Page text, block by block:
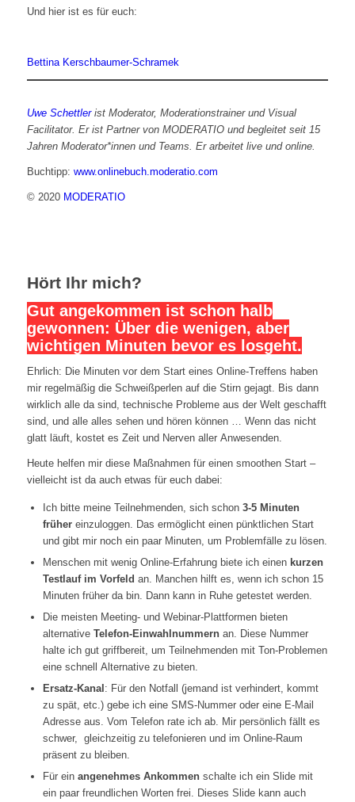
Und hier ist es für euch:
Bettina Kerschbaumer-Schramek
Uwe Schettlerist Moderator, Moderationstrainer und Visual
Facilitator. Er ist Partner von MODERATIO und begleitet seit 15
Jahren Moderator*innen und Teams. Er arbeitet live und online.
Buchtipp: www.onlinebuch.moderatio.com
© 2020 MODERATIO
Hört Ihr mich?
Gut angekommen ist schon halb
gewonnen: Über die wenigen, aber
wichtigen Minuten bevor es losgeht.
Ehrlich: Die Minuten vor dem Start eines Online-Treffens haben
mir regelmäßig die Schweißperlen auf die Stirn gejagt. Bis dann
wirklich alle da sind, technische Probleme aus der Welt geschafft
sind, und alle alles sehen und hören können … Wenn das nicht
glatt läuft, kostet es Zeit und Nerven aller Anwesenden.
Heute helfen mir diese Maßnahmen für einen smoothen Start –
vielleicht ist da auch etwas für euch dabei:
Ich bitte meine Teilnehmenden, sich schon 3-5 Minuten
frühereinzuloggen. Das ermöglicht einen pünktlichen Start
und gibt mir noch ein paar Minuten, um Problemfälle zu lösen.
Menschen mit wenig Online-Erfahrung biete ich einen kurzen
Testlauf im Vorfeld an. Manchen hilft es, wenn ich schon 15
Minuten früher da bin. Dann kann in Ruhe getestet werden.
Die meisten Meeting- und Webinar-Plattformen bieten
alternative Telefon-Einwahlnummernan. Diese Nummer
halte ich gut griffbereit, um Teilnehmenden mit Ton-Problemen
eine schnell Alternative zu bieten.
Ersatz-Kanal : Für den Notfall (jemand ist verhindert, kommt
zu spät, etc.) gebe ich eine SMS-Nummer oder eine E-Mail
Adresse aus. Vom Telefon rate ich ab. Mir persönlich fällt es
schwer, gleichzeitig zu telefonieren und im Online-Raum
präsent zu bleiben.
Für ein angenehmes Ankommen schalte ich ein Slide mit
ein paar freundlichen Worten frei. Dieses Slide kann auch